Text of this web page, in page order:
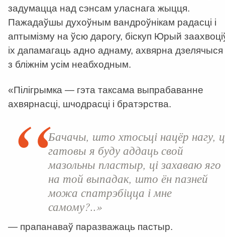
задумацца над сэнсам уласнага жыцця.
Пажадаўшы духоўным вандроўнікам радасці і
аптымізму на ўсю дарогу, біскуп Юрый
іх дапамагаць адно аднаму, ахвярна дзелячыся
з бліжнім усім неабходным.
«Пілігрымка — гэта таксама выпрабаванне
ахвярнасці, шчодрасці і братэрства.
Бачачы, што хтосьці нацёр нагу,
гатовы я буду аддаць свой
мазольны пластыр, ці захаваю яго
на той выпадак, што ён пазней
можа спатрэбіцца і мне
самому?..»
— прапанаваў паразважаць пастыр.